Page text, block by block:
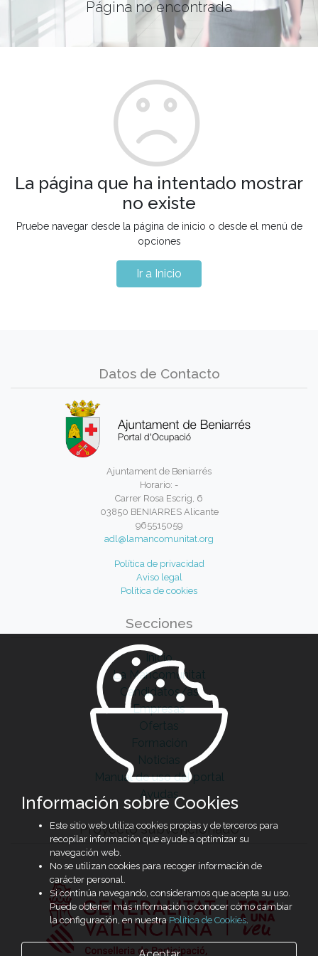
Página no encontrada
La página que ha intentado mostrar
no existe
Pruebe navegar desde la página de inicio o desde el menú de
opciones
Ir a Inicio
Datos de Contacto
Ajuntament de Beniarrés
Horario: -
Carrer Rosa Escrig, 6
03850 BENIARRES Alicante
965515059
adl@lamancomunitat.org
Política de privacidad
Aviso legal
Política de cookies
Secciones
Inicio
La Mancomunitat
Candidatos/as
Empresas
Ofertas
Formación
Noticias
Manual de uso del portal
Ayudas
Proyecto subvencionado
Información sobre Cookies
Este sitio web utiliza cookies propias y de terceros para
recopilar información que ayude a optimizar su
navegación web.
No se utilizan cookies para recoger información de
carácter personal.
Si continúa navegando, consideramos que acepta su uso.
Puede obtener más información o conocer cómo cambiar
la configuración, en nuestra Política de Cookies.